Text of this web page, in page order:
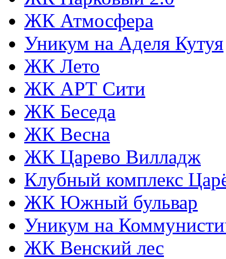
ЖК Атмосфера
Уникум на Аделя Кутуя
ЖК Лето
ЖК АРТ Сити
ЖК Беседа
ЖК Весна
ЖК Царево Вилладж
Клубный комплекс
ЖК Южный бульвар
Уникум на
ЖК Венский лес